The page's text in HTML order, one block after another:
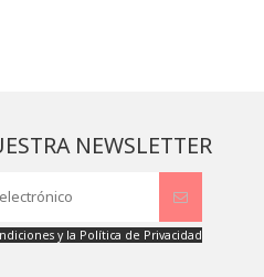
NEWSLETTER
y la Política de Privacidad